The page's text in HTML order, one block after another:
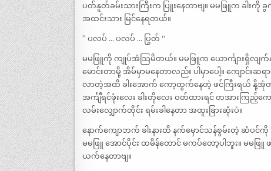
ပတ်နူတ်ခမ်းသားကြီးက ပြူးနေတာဗျ။ မမဖြူက ခါးကို
အထင်းသား မြင်နေရတယ်။
” ပလပ် … ပလပ် … ပြွတ် “
မမဖြူကို ကျုပ်အံသြမိတယ်။ မမဖြူက ယောင်္ကျားရှိလျက်
မောင်းတာမို့ အိမ်မှာမနေတာလည်း ပါမှာပေါ့။ ကျောင်
လာတဲ့အထိ ခါးအောက် ကော့ထွက်နေတဲ့ ဖင်ကြီးရယ် နို့အုံတင်
အင်္ကျီရင်ဖုံးလေး ခါးတိုလေး ဝတ်ထားရင် တအားကြည့်
လမ်းလျှောက်တိုင်း ရမ်းခါနေတာ အထူးခြားဆုံးပဲ။
နောက်ကျောဘက် ခါးနားထိ နက်မှောင်သန်စွမ်းတဲ့ ဆံပ
မမဖြူ အောင်ပိုင်း ထမိန်တောင် မကပ်တော့ပါဘူး။ မမဖြူ ဖ
ယက်နေတာဗျ။